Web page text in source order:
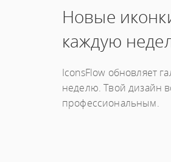
Новые
каждую
IconsFlow обновляет
неделю. Твой дизайн
профессиональным.